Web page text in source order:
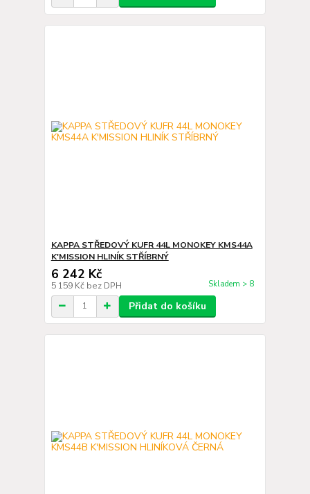
KAPPA STŘEDOVÝ KUFR 44L MONOKEY KMS44A
K'MISSION HLINÍK STŘÍBRNÝ
6 242 Kč
5 159 Kč bez DPH Skladem > 8
Přidat do košíku